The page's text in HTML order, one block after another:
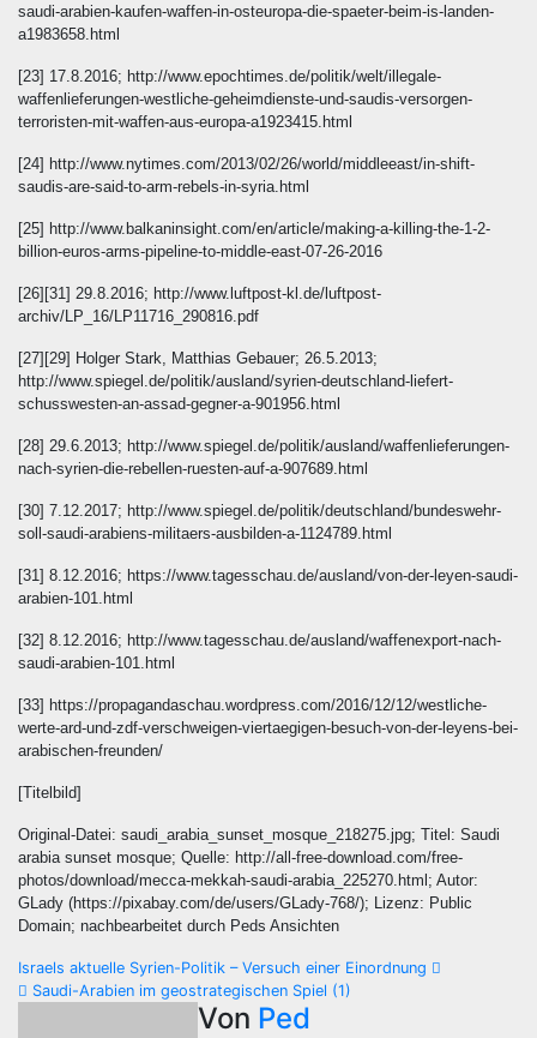
saudi-arabien-kaufen-waffen-in-osteuropa-die-spaeter-beim-is-landen-
a1983658.html
[23] 17.8.2016; http://www.epochtimes.de/politik/welt/illegale-
waffenlieferungen-westliche-geheimdienste-und-saudis-versorgen-
terroristen-mit-waffen-aus-europa-a1923415.html
[24] http://www.nytimes.com/2013/02/26/world/middleeast/in-shift-
saudis-are-said-to-arm-rebels-in-syria.html
[25] http://www.balkaninsight.com/en/article/making-a-killing-the-1-2-
billion-euros-arms-pipeline-to-middle-east-07-26-2016
[26][31] 29.8.2016; http://www.luftpost-kl.de/luftpost-
archiv/LP_16/LP11716_290816.pdf
[27][29] Holger Stark, Matthias Gebauer; 26.5.2013;
http://www.spiegel.de/politik/ausland/syrien-deutschland-liefert-
schusswesten-an-assad-gegner-a-901956.html
[28] 29.6.2013; http://www.spiegel.de/politik/ausland/waffenlieferungen-
nach-syrien-die-rebellen-ruesten-auf-a-907689.html
[30] 7.12.2017; http://www.spiegel.de/politik/deutschland/bundeswehr-
soll-saudi-arabiens-militaers-ausbilden-a-1124789.html
[31] 8.12.2016; https://www.tagesschau.de/ausland/von-der-leyen-saudi-
arabien-101.html
[32] 8.12.2016; http://www.tagesschau.de/ausland/waffenexport-nach-
saudi-arabien-101.html
[33] https://propagandaschau.wordpress.com/2016/12/12/westliche-
werte-ard-und-zdf-verschweigen-viertaegigen-besuch-von-der-leyens-bei-
arabischen-freunden/
[Titelbild]
Original-Datei: saudi_arabia_sunset_mosque_218275.jpg; Titel: Saudi
arabia sunset mosque; Quelle: http://all-free-download.com/free-
photos/download/mecca-mekkah-saudi-arabia_225270.html; Autor:
GLady (https://pixabay.com/de/users/GLady-768/); Lizenz: Public
Domain; nachbearbeitet durch Peds Ansichten
Beitragsnavigation
Israels aktuelle Syrien-Politik – Versuch einer Einordnung
Saudi-Arabien im geostrategischen Spiel (1)
Von Ped